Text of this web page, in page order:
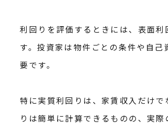
利回りを評価するときには、表面
す。投資家は物件ごとの条件や自
要です。
特に実質利回りは、家賃収入だけ
りは簡単に計算できるものの、実